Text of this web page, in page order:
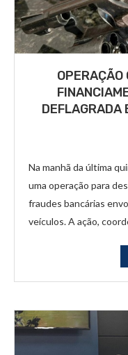
OPERAÇÃO
DEFLAGRADA
Na manhã da última
uma operação para
fraudes bancárias
veículos. A ação,